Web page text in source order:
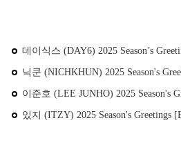
데이식스 (DAY6) 2025 Season’s
닉쿤 (NICHKHUN) 2025 Season's
이준호 (LEE JUNHO) 2025 Season's
있지 (ITZY) 2025 Season's Greetings